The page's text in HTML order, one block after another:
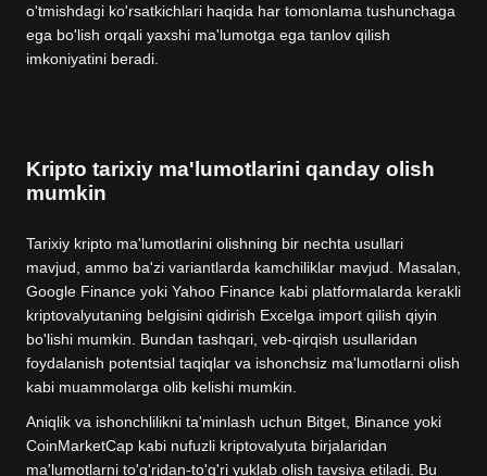
o'tmishdagi ko'rsatkichlari haqida har tomonlama tushunchaga
ega bo'lish orqali yaxshi ma'lumotga ega tanlov qilish
imkoniyatini beradi.
Kripto tarixiy ma'lumotlarini qanday olish
mumkin
Tarixiy kripto ma'lumotlarini olishning bir nechta usullari
mavjud, ammo ba'zi variantlarda kamchiliklar mavjud. Masalan,
Google Finance yoki Yahoo Finance kabi platformalarda kerakli
kriptovalyutaning belgisini qidirish Excelga import qilish qiyin
bo'lishi mumkin. Bundan tashqari, veb-qirqish usullaridan
foydalanish potentsial taqiqlar va ishonchsiz ma'lumotlarni olish
kabi muammolarga olib kelishi mumkin.
Aniqlik va ishonchlilikni ta'minlash uchun Bitget, Binance yoki
CoinMarketCap kabi nufuzli kriptovalyuta birjalaridan
ma'lumotlarni to'g'ridan-to'g'ri yuklab olish tavsiya etiladi. Bu